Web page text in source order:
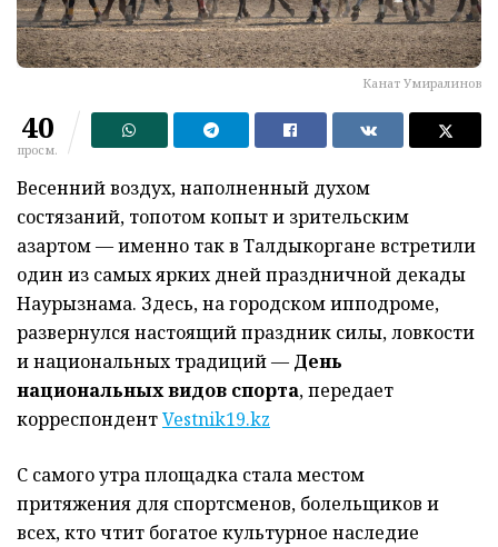
Канат Умиралинов
40
просм.
Весенний воздух, наполненный духом
состязаний, топотом копыт и зрительским
азартом — именно так в Талдыкоргане встретили
один из самых ярких дней праздничной декады
Наурызнама. Здесь, на городском ипподроме,
развернулся настоящий праздник силы, ловкости
и национальных традиций — День
национальных видов спорта, передает
корреспондентVestnik19.kz
С самого утра площадка стала местом
притяжения для спортсменов, болельщиков и
всех, кто чтит богатое культурное наследие